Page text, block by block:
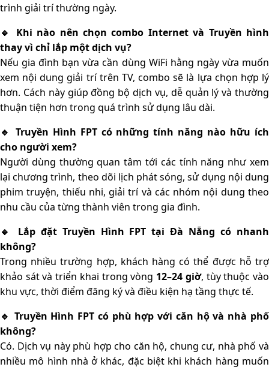
trình giải trí thường ngày.
🔹 Khi nào nên chọn combo Internet và Truyền hình
thay vì chỉ lắp một dịch vụ?
Nếu gia đình bạn vừa cần dùng WiFi hằng ngày vừa muốn
xem nội dung giải trí trên TV, combo sẽ là lựa chọn hợp lý
hơn. Cách này giúp đồng bộ dịch vụ, dễ quản lý và thường
thuận tiện hơn trong quá trình sử dụng lâu dài.
🔹 Truyền Hình FPT có những tính năng nào hữu ích
cho người xem?
Người dùng thường quan tâm tới các tính năng như xem
lại chương trình, theo dõi lịch phát sóng, sử dụng nội dung
phim truyện, thiếu nhi, giải trí và các nhóm nội dung theo
nhu cầu của từng thành viên trong gia đình.
🔹 Lắp đặt Truyền Hình FPT tại Đà Nẵng có nhanh
không?
Trong nhiều trường hợp, khách hàng có thể được hỗ trợ
khảo sát và triển khai trong vòng 12–24 giờ, tùy thuộc vào
khu vực, thời điểm đăng ký và điều kiện hạ tầng thực tế.
🔹 Truyền Hình FPT có phù hợp với căn hộ và nhà phố
không?
Có. Dịch vụ này phù hợp cho căn hộ, chung cư, nhà phố và
nhiều mô hình nhà ở khác, đặc biệt khi khách hàng muốn